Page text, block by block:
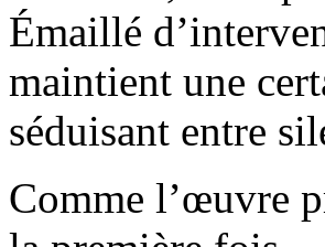
Émaillé
maintient une
séduisant entre
Comme l’œuvre